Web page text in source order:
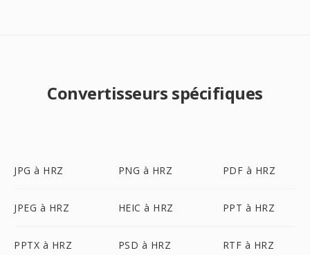
Convertisseurs spécifiques
JPG à HRZ PNG à HRZ PDF à HRZ
JPEG à HRZ HEIC à HRZ PPT à HRZ
PPTX à HRZ PSD à HRZ RTF à HRZ